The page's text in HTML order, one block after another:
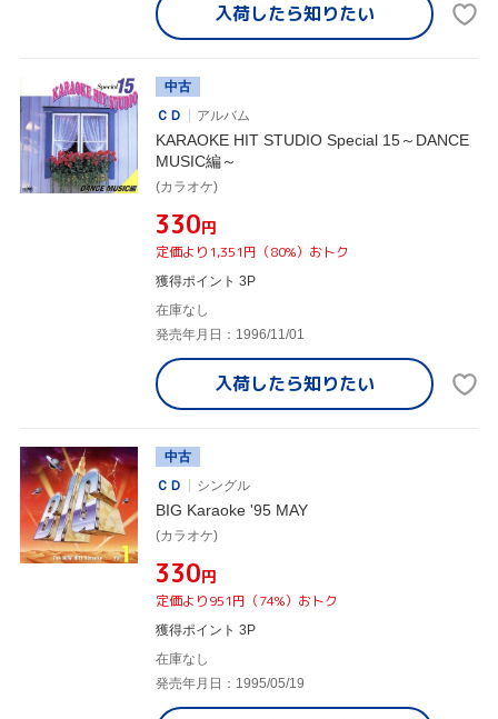
入荷したら知りたい
中古
ＣＤ
アルバム
KARAOKE HIT STUDIO Special 15～DANCE
MUSIC編～
(カラオケ)
¥330円
定価より1,351円（80%）おトク
獲得ポイント 3P
在庫なし
発売年月日：1996/11/01
入荷したら知りたい
中古
ＣＤ
シングル
BIG Karaoke '95 MAY
(カラオケ)
¥330円
定価より951円（74%）おトク
獲得ポイント 3P
在庫なし
発売年月日：1995/05/19